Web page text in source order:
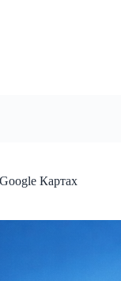
Картах